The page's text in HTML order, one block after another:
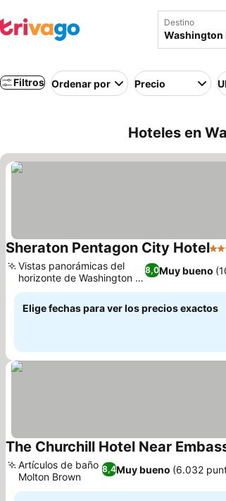
Destino
Filtros Ordenar por Precio
Hoteles en
Sheraton Pentagon City Hotel4
8,0Muy bueno
Vistas panorámicas del
horizonte de Washington D.
C.
Elige fechas para ver los precios exactos
The Churchill Hotel Near
8,4Muy bueno (6.032
Artículos de baño
Molton Brown